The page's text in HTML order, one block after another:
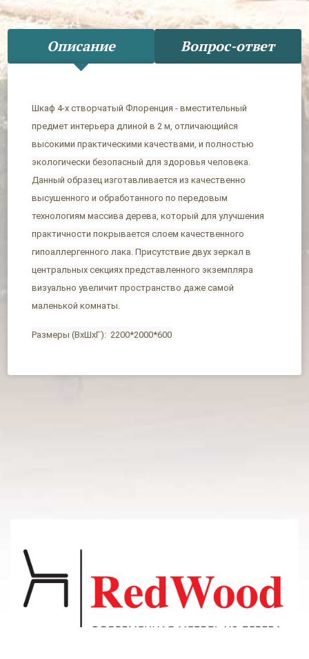
Описание Вопрос-ответ
Шкаф 4-х створчатый Флоренция - вместительный
предмет интерьера длиной в 2 м, отличающийся
высокими практическими качествами, и полностью
экологически безопасный для здоровья человека.
Данный образец изготавливается из качественно
высушенного и обработанного по передовым
технологиям массива дерева, который для улучшения
практичности покрывается слоем качественного
гипоаллергенного лака. Присутствие двух зеркал в
центральных секциях представленного экземпляра
визуально увеличит пространство даже самой
маленькой комнаты.
Размеры (ВхШхГ): 2200*2000*600